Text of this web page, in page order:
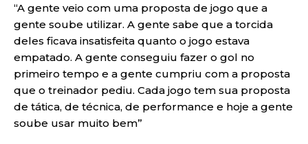
“A gente veio com uma proposta de jogo que a
gente soube utilizar. A gente sabe que a torcida
deles ficava insatisfeita quanto o jogo estava
empatado. A gente conseguiu fazer o gol no
primeiro tempo e a gente cumpriu com a proposta
que o treinador pediu. Cada jogo tem sua proposta
de tática, de técnica, de performance e hoje a gente
soube usar muito bem”